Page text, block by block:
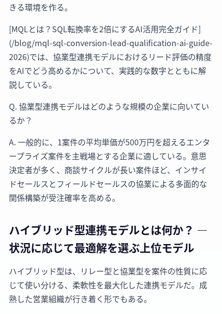
きる環境を作る。
[MQLとは？SQL転換率を2倍にするAI活用完全ガイド]
(/blog/mql-sql-conversion-lead-qualification-ai-guide-
2026)では、協業型連携モデルにおけるリード評価の精度
をAIでどう高めるかについて、実践的な数字とともに解
説している。
Q. 協業型連携モデルはどのような規模の企業に向いてい
るか？
A. 一般的に、1案件の平均単価が500万円を超えるエンタ
ープライズ案件を主戦場とする企業に適している。意思
決定者が多く、商談サイクルが長い案件ほど、インサイ
ドセールスとフィールドセールスの協業による多面的な
関係構築が受注確率を高める。
ハイブリッド型連携モデルとは何か？ —
状況に応じて最適解を選ぶ上位モデル
ハイブリッド型は、リレー型と協業型を案件の性質に応
じて使い分ける、柔軟性を最大化した連携モデルだ。成
熟した営業組織が行き着く形でもある。